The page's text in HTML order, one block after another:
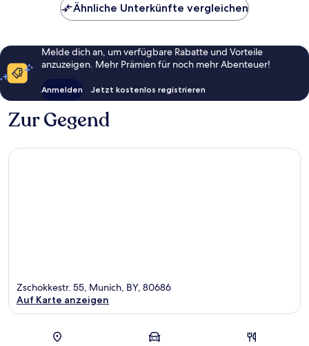
Ähnliche Unterkünfte vergleichen
Melde dich an, um verfügbare Rabatte und Vorteile
anzuzeigen. Mehr Prämien für noch mehr Abenteuer!
Anmelden Jetzt kostenlos registrieren
Zur Gegend
Karte
Zschokkestr. 55, Munich, BY, 80686
Auf Karte anzeigen